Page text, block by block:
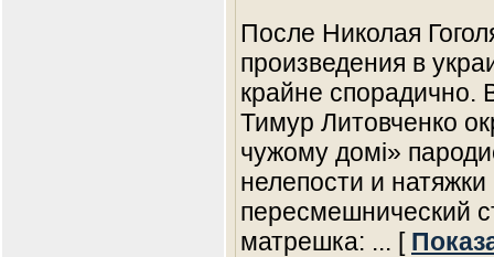
После Николая
произведения в
крайне
Тимур Литовченко
чужому домi»
нелепости и
пересмешнический
матрешка: ... [